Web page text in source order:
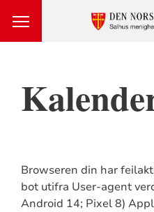
Browseren din har
bot utifra User-agent
Android 14; Pixel 8)